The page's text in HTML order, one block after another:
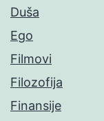
Duša
Ego
Filmovi
Filozofija
Finansije